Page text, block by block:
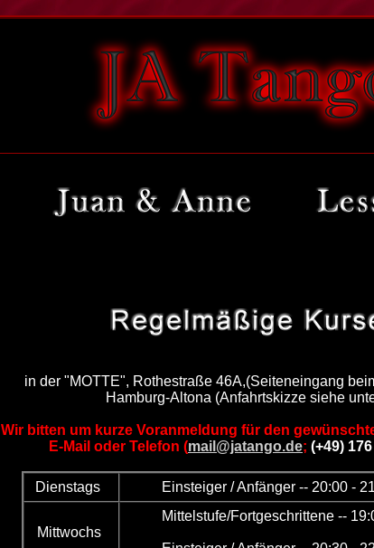
in der "MOTTE", Rothestraße 46A,(Seiteneingang
Hamburg-Altona (Anfahrtskizze siehe
Wir bitten um kurze Voranmeldung für den
E-Mail oder Telefon (mail@jatango.de; (+49)
Dienstags Einsteiger / Anfänger -- 20:00 -
Mittwochs
Mittelstufe/Fortgeschrittene --